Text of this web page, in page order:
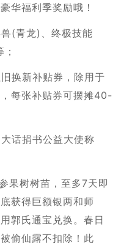
华福利季奖励哦！
(青龙)、终极技能
换新补贴券，除用于
每张补贴券可摆摊40-
话捐书公益大使称
果树树苗，至多7天即
获得巨额银两和师
郭氏通宝兑换。春日
偷仙露不扣除！此